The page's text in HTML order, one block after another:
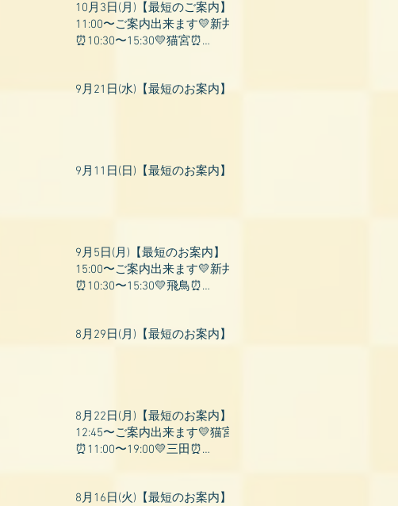
10月3日(月)【最短のご案内】
11:00〜ご案内出来ます💛新井
⏰10:30〜15:30💛猫宮⏰
9月21日(水)【最短のお案内】
9月11日(日)【最短のお案内】
9月5日(月)【最短のお案内】
15:00〜ご案内出来ます💛新井
⏰10:30〜15:30💛飛鳥⏰
8月29日(月)【最短のお案内】
8月22日(月)【最短のお案内】
12:45〜ご案内出来ます💛猫宮
⏰11:00〜19:00💛三田⏰
8月16日(火)【最短のお案内】